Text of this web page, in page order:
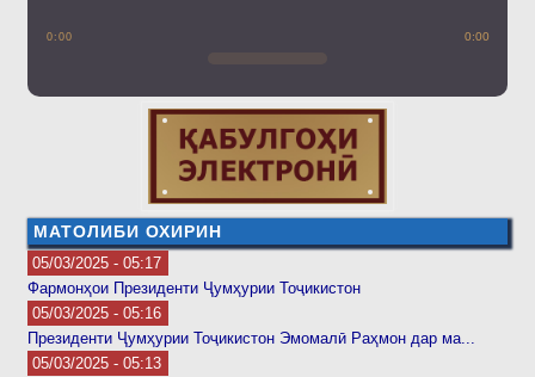
0:00 0:00
МАТОЛИБИ ОХИРИН
05/03/2025 - 05:17
Фармонҳои Президенти Ҷумҳурии Тоҷикистон
05/03/2025 - 05:16
Президенти Ҷумҳурии Тоҷикистон Эмомалӣ Раҳмон дар ма...
05/03/2025 - 05:13